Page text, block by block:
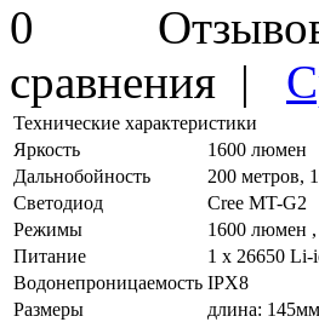
сравнения |
Технические характеристики
Яркость
1600 люмен
Дальнобойность
200 метров,
Светодиод
Cree MT-G2
Режимы
1600 люмен
Питание
1 x 26650 Li-
Водонепроницаемость IPX8
Размеры
длина: